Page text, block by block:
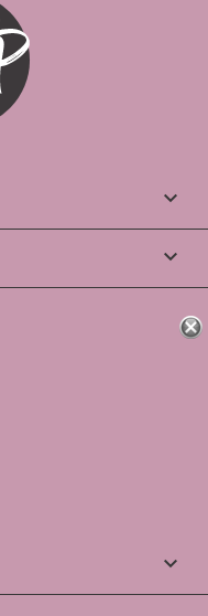


